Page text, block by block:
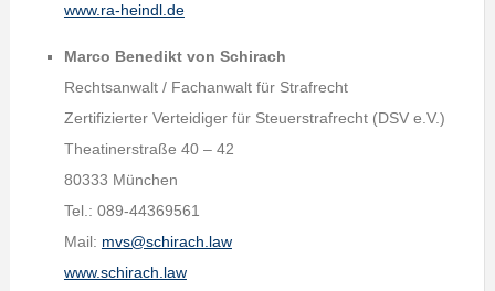
www.ra-heindl.de
Marco Benedikt von Schirach
Rechtsanwalt / Fachanwalt für Strafrecht
Zertifizierter Verteidiger für Steuerstrafrecht (DSV e.V.)
Theatinerstraße 40 – 42
80333 München
Tel.: 089-44369561
Mail: mvs@schirach.law
www.schirach.law